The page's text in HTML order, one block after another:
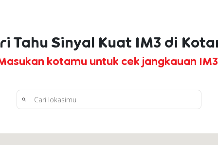
Tahu Sinyal Kuat IM3 di
kotamu untuk cek jangkauan